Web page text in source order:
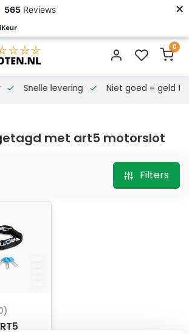
565 Reviews ×
0
Snelle levering Niet goed = geld
met art5 motorslot
Filters